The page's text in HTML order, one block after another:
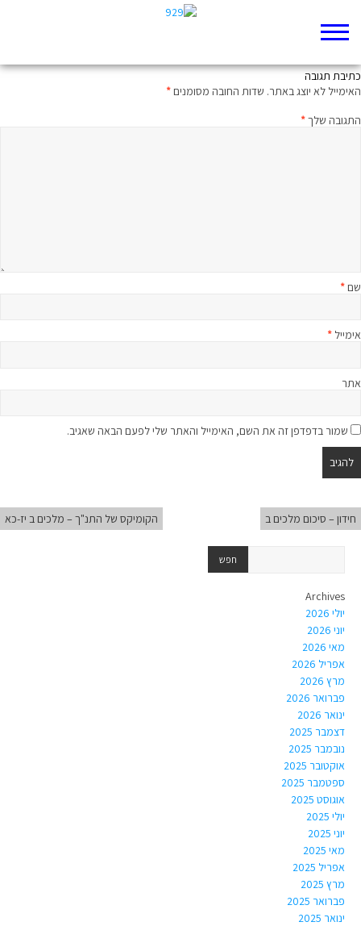
כתיבת תגובה
האימייל לא יוצג באתר. שדות החובה מסומנים*
התגובה שלך*
שם*
אימייל *
אתר
שמור בדפדפן זה את השם, האימייל והאתר שלי לפעם הבאה שאגיב.
חידון – סיכום מלכים ב הקומיקס של התנ"ך – מלכים ב יז-כא
Archives
יולי 2026
יוני 2026
מאי 2026
אפריל 2026
מרץ 2026
פברואר 2026
ינואר 2026
דצמבר 2025
נובמבר 2025
אוקטובר 2025
ספטמבר 2025
אוגוסט 2025
יולי 2025
יוני 2025
מאי 2025
אפריל 2025
מרץ 2025
פברואר 2025
ינואר 2025